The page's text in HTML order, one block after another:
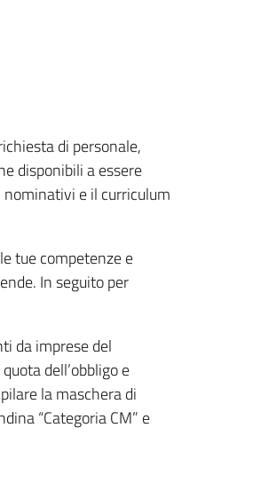
di personale,
disponibili a essere
e il curriculum
tue competenze e
In seguito per
da imprese del
dell’obbligo e
la maschera di
“Categoria CM” e